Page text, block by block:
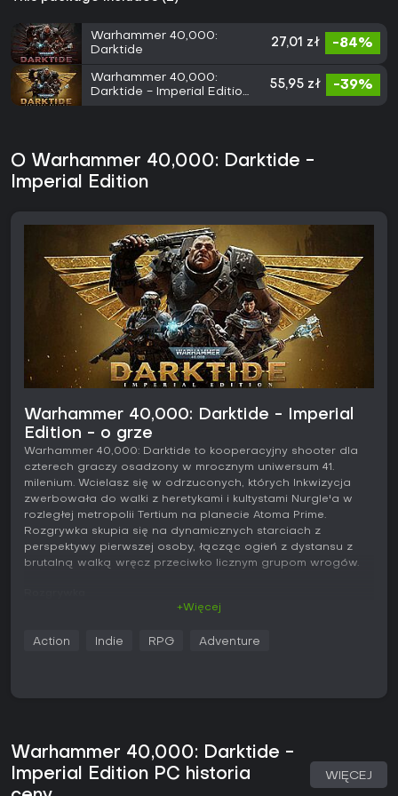
Warhammer 40,000:
Darktide
27,01 zł -84%
Warhammer 40,000:
Darktide - Imperial Edition
55,95 zł -39%
O Warhammer 40,000: Darktide -
Imperial Edition
Warhammer 40,000: Darktide - Imperial
Edition - o grze
Warhammer 40,000: Darktide to kooperacyjny shooter dla
czterech graczy osadzony w mrocznym uniwersum 41.
milenium. Wcielasz się w odrzuconych, których Inkwizycja
zwerbowała do walki z heretykami i kultystami Nurgle'a w
rozległej metropolii Tertium na planecie Atoma Prime.
Rozgrywka skupia się na dynamicznych starciach z
perspektywy pierwszej osoby, łącząc ogień z dystansu z
brutalną walką wręcz przeciwko licznym grupom wrogów.
Podstawą rozgrywki są misje oparte na celach, rozgrywane
Każdy wypad wymaga współpracy zespołu - trzeba
uruchamianie urządzeń czy pozyskiwanie kluczowych
odnawiająca się warstwa ochronna, która pochłania
obrażenia, zanim ucierpi zdrowie. Stamina wpływa na bloki,
uniki i ciężkie ataki, zmuszając do równoważenia agresji z
obroną.
+Więcej
Action Indie RPG Adventure
Warhammer 40,000: Darktide -
Imperial Edition PC historia
WIĘCEJ